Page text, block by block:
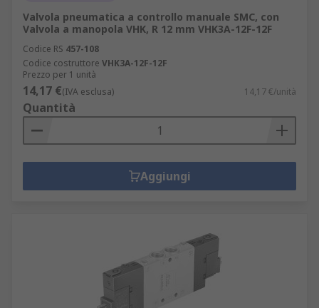
Valvola pneumatica a controllo manuale SMC, con
Valvola a manopola VHK, R 12 mm VHK3A-12F-12F
Codice RS 457-108
Codice costruttore VHK3A-12F-12F
Prezzo per 1 unità
14,17 €(IVA esclusa) 14,17 €/unità
Quantità
Aggiungi